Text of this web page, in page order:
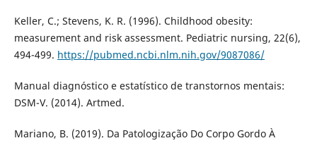
Keller, C.; Stevens, K. R. (1996). Childhood obesity:
measurement and risk assessment. Pediatric nursing, 22(6),
494-499. https://pubmed.ncbi.nlm.nih.gov/9087086/
Manual diagnóstico e estatístico de transtornos mentais:
DSM-V. (2014). Artmed.
Mariano, B. (2019). Da Patologização Do Corpo Gordo À